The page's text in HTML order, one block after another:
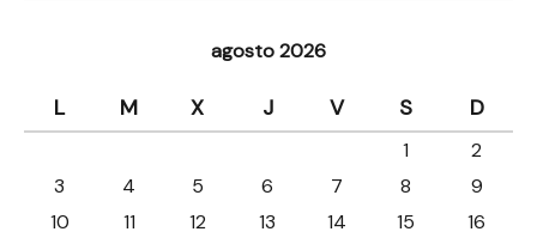
agosto 2026
L M X J V S D
1
2
3
4 5 6 7 8
9
10
11 12 13 14 15
16